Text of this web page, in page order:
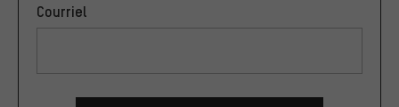
Courriel